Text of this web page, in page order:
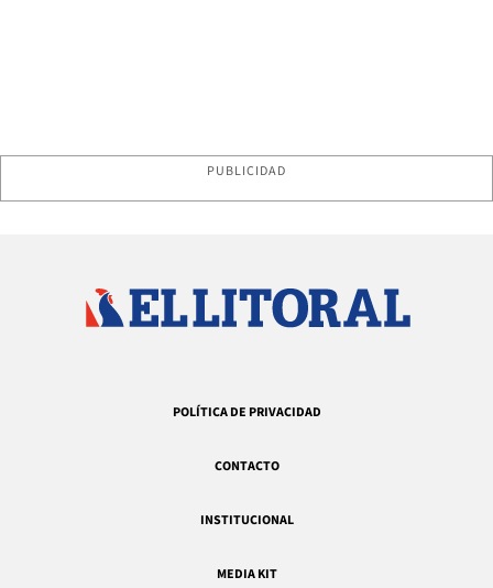
PUBLICIDAD
POLÍTICA DE PRIVACIDAD
CONTACTO
INSTITUCIONAL
MEDIA KIT